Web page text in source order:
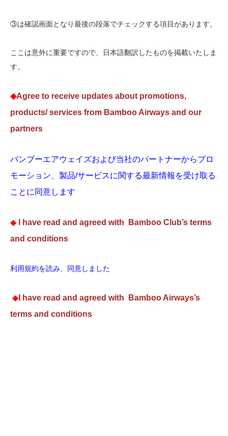
③は確認画面となり最後の段落でチェックする項目があります。
ここは意外に重要ですので、日本語翻訳したものを掲載いたしま
す。
◆Agree to receive updates about promotions,
products/ services from Bamboo Airways and our
partners
バンブーエアウェイズおよび当社のパートナーからプロ
モーション、製品/サービスに関する最新情報を受け取る
ことに同意します
◆
I have read and agreed with Bamboo Club’s terms
and conditions
利用規約を読み、同意しました
◆ I have read and agreed with Bamboo Airways’s
terms and conditions